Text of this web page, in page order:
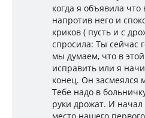
когда я объявила что
напротив него и
криков ( пусть и с
спросила: Ты сейчас
мы думаем, что в
исправить или я
конец. Он засмеялся
Тебе надо в
руки дрожат. И